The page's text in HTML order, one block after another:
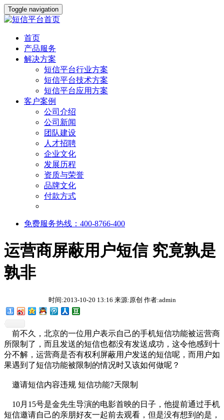
Toggle navigation
首页
产品服务
解决方案
短信平台行业方案
短信平台技术方案
短信平台应用方案
客户案例
公司介绍
公司新闻
团队建设
人才招聘
企业文化
发展历程
资质与荣誉
品牌文化
付款方式
免费服务热线：400-8766-400
运营商屏蔽用户短信 究竟孰是
孰非
时间:2013-10-20 13:16 来源:原创 作者:admin
前不久，北京的一位用户表示自己的手机短信功能被运营商
所限制了，而且发送的短信也都没有发送成功，这令他感到十
分不解，运营商是否有权利屏蔽用户发送的短信呢，而用户如
果遇到了短信功能被限制的情况时又该如何做呢？
邀请短信内容违规 短信功能7天限制
10月15号是金先生导演的电影首映的日子，他提前通过手机
短信邀请自己的亲朋好友一起前去观看，但是没有想到的是，